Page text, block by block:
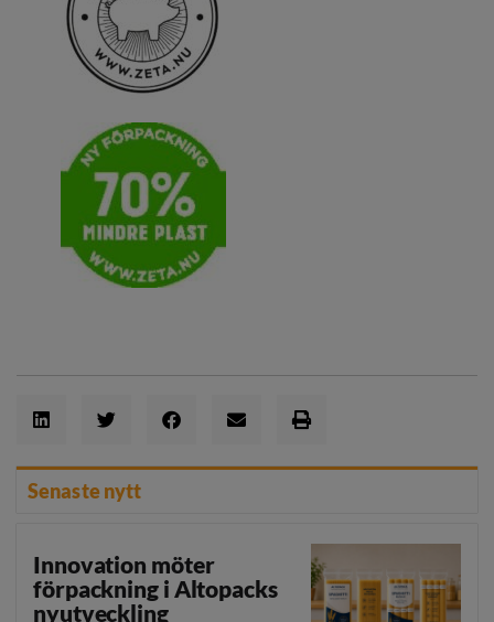
Senaste nytt
Innovation möter
förpackning i Altopacks
nyutveckling